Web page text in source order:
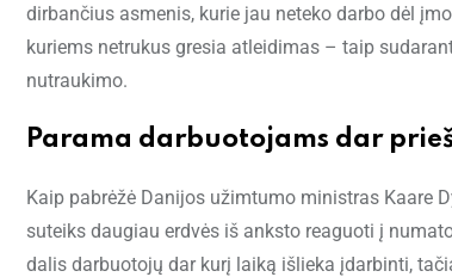
dirbančius asmenis, kurie jau neteko darbo dėl
kuriems netrukus gresia atleidimas – taip
nutraukimo.
Parama darbuotojams dar
Kaip pabrėžė Danijos užimtumo ministras Kaare
suteiks daugiau erdvės iš anksto reaguoti į
dalis darbuotojų dar kurį laiką išlieka įdarbinti,